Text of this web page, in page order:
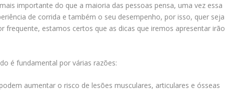
importante do que a maioria das pessoas pensa, uma vez essa
de corrida e também o seu desempenho, por isso, quer seja
frequente, estamos certos que as dicas que iremos apresentar irão
é fundamental por várias razões:
aumentar o risco de lesões musculares, articulares e ósseas